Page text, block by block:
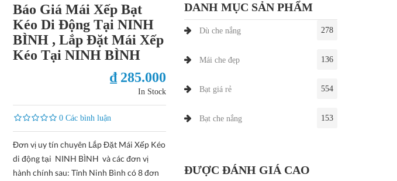
Báo Giá Mái Xếp Bạt
Kéo Di Động Tại NINH
BÌNH , Lắp Đặt Mái Xếp
Kéo Tại NINH BÌNH
₫ 285.000
In Stock
0 Các bình luận
Đơn vị uy tín chuyên Lắp Đặt Mái Xếp Kéo
di động tại NINH BÌNH và các đơn vị
hành chính sau: Tỉnh Ninh Bình có 8 đơn
DANH MỤC SẢN PHẨM
Dù che nắng 278
Mái che đẹp 136
Bạt giá rẻ 554
Bạt che nắng 153
ĐƯỢC ĐÁNH GIÁ CAO